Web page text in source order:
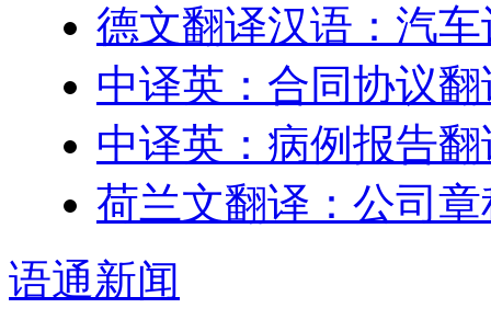
德文翻译汉语：汽
中译英：合同协议
中译英：病例报告
荷兰文翻译：公司
语通新闻